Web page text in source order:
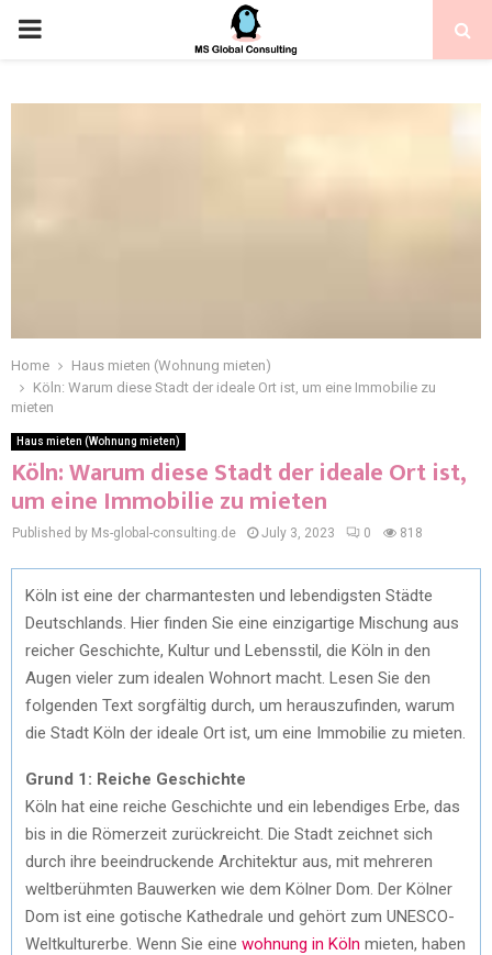
Home
Haus mieten (Wohnung mieten)
Köln: Warum diese Stadt der ideale Ort ist, um eine Immobilie zu
mieten
Haus mieten (Wohnung mieten)
Köln: Warum diese Stadt der ideale Ort ist,
um eine Immobilie zu mieten
Published by Ms-global-consulting.de July 3, 2023 0 818
Köln ist eine der charmantesten und lebendigsten Städte
Deutschlands. Hier finden Sie eine einzigartige Mischung aus
reicher Geschichte, Kultur und Lebensstil, die Köln in den
Augen vieler zum idealen Wohnort macht. Lesen Sie den
folgenden Text sorgfältig durch, um herauszufinden, warum
die Stadt Köln der ideale Ort ist, um eine Immobilie zu mieten.
Grund 1: Reiche Geschichte
Köln hat eine reiche Geschichte und ein lebendiges Erbe, das
bis in die Römerzeit zurückreicht. Die Stadt zeichnet sich
durch ihre beeindruckende Architektur aus, mit mehreren
weltberühmten Bauwerken wie dem Kölner Dom. Der Kölner
Dom ist eine gotische Kathedrale und gehört zum UNESCO-
Weltkulturerbe. Wenn Sie eine wohnung in Köln mieten, haben